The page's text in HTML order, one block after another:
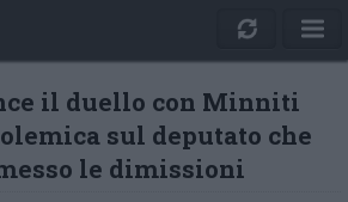
il duello con Minniti
sul deputato che
le dimissioni